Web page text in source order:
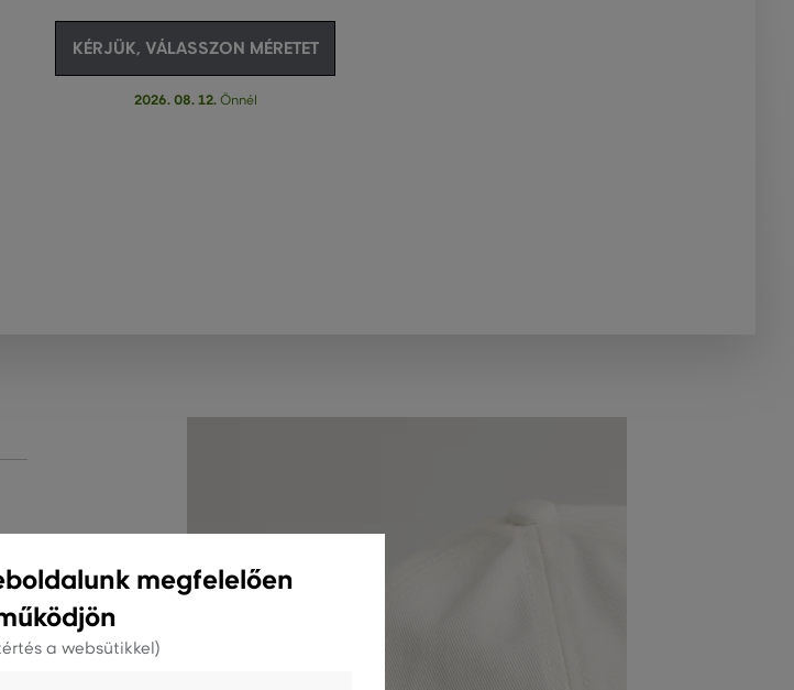
KÉRJÜK, VÁLASSZON MÉRETET
2026. 08. 12.Önnél
megfelelően
a websütikkel)